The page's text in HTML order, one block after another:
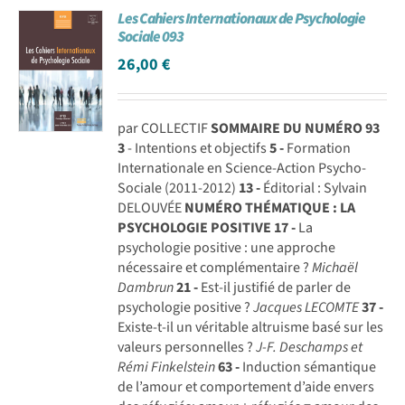
Achat en ligne
Panier WooCommerce
Les Cahiers Internationaux de Psychologie
Sociale 093
26,00€
par COLLECTIFSOMMAIRE DU NUMÉRO 93
3- Intentions et objectifs5 -Formation
Internationale en Science-Action Psycho-
Sociale (2011-2012) 13 -Éditorial : Sylvain
DELOUVÉENUMÉRO THÉMATIQUE : LA
PSYCHOLOGIE POSITIVE 17 -La
psychologie positive : une approche
nécessaire et complémentaire ?Michaël
Dambrun21 -Est-il justifié de parler de
psychologie positive ?Jacques LECOMTE37 -
Existe-t-il un véritable altruisme basé sur les
valeurs personnelles ?J-F. Deschamps et
Rémi Finkelstein63 -Induction sémantique
de l’amour et comportement d’aide envers